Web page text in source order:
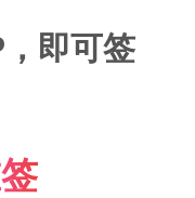
即可签